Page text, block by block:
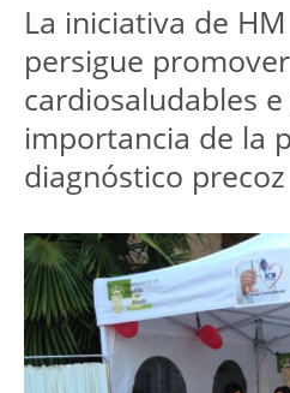
La iniciativa de
persigue
cardiosaludables
importancia de la
diagnóstico precoz